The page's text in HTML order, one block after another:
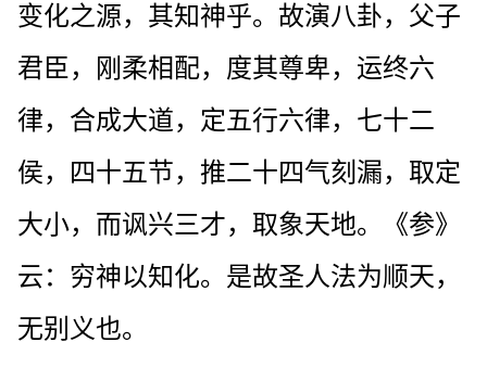
变化之源，其知神乎。故演八卦，父子
君臣，刚柔相配，度其尊卑，运终六
律，合成大道，定五行六律，七十二
侯，四十五节，推二十四气刻漏，取定
大小，而讽兴三才，取象天地。《参》
云：穷神以知化。是故圣人法为顺天，
无别义也。